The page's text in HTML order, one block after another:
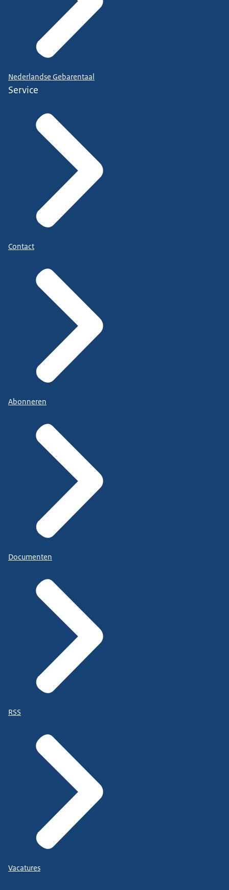
Nederlandse Gebarentaal
Service
Contact
Abonneren
Documenten
RSS
Vacatures